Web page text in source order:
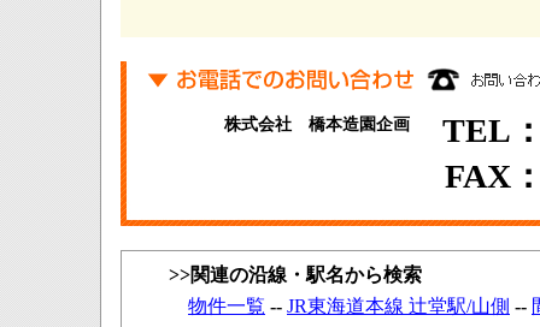
株式会社 橋本造園企画
TEL
FAX
>>関連の沿線・駅名から検索
物件一覧 -- JR東海道本線 辻堂駅/山側 --